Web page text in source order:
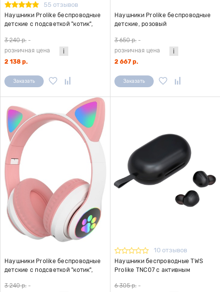
55 отзывов
Наушники Prolike беспроводные
детские с подсветкой "котик",
3 240 р. -
розничная цена
2 138 р.
Заказать
Наушники Prolike беспроводные
детские, розовый
3 650 р. -
розничная цена
2 667 р.
Заказать
Наушники Prolike беспроводные
детские с подсветкой "котик",
3 240 р. -
10 отзывов
Наушники беспроводные TWS
Prolike TNC07 с активным
6 305 р. -